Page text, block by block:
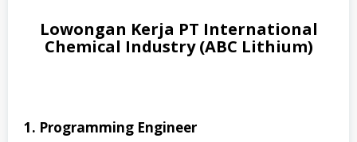
Lowongan Kerja PT International
Chemical Industry (ABC Lithium)
1. Programming Engineer